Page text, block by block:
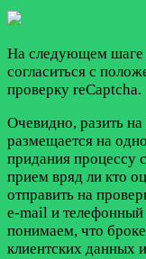
На следующем шаге
согласиться с
проверку reCaptcha.
Очевидно, разить
размещается на
придания процессу
прием вряд ли кто
отправить на
e-mail и
понимаем, что
клиентских данных